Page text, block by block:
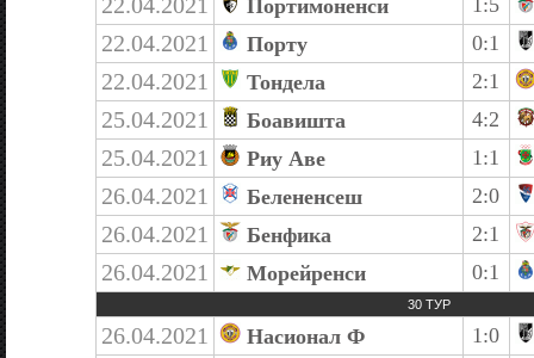
22.04.2021 Портимоненси 1:5
22.04.2021 Порту 0:1
22.04.2021 Тондела 2:1
25.04.2021 Боавишта 4:2
25.04.2021 Риу Аве 1:1
26.04.2021 Белененсеш 2:0
26.04.2021 Бенфика 2:1
26.04.2021 Морейренси 0:1
30 ТУР
26.04.2021 Насионал Ф 1:0